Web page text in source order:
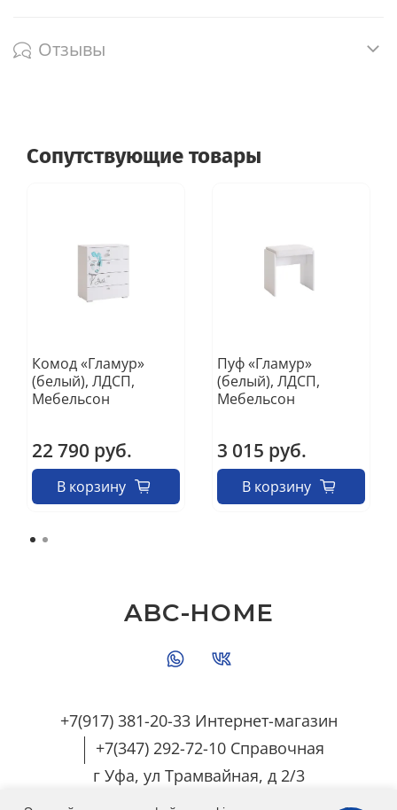
Отзывы
Сопутствующие товары
Комод «Гламур»
(белый), ЛДСП,
Мебельсон
22 790 руб.
В корзину
Пуф «Гламур»
(белый), ЛДСП,
Мебельсон
3 015 руб.
В корзину
+7(917) 381-20-33 Интернет-магазин
+7(347) 292-72-10 Справочная
г Уфа, ул Трамвайная, д 2/3
ABC-HOME